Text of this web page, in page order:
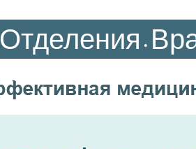
Отделения •